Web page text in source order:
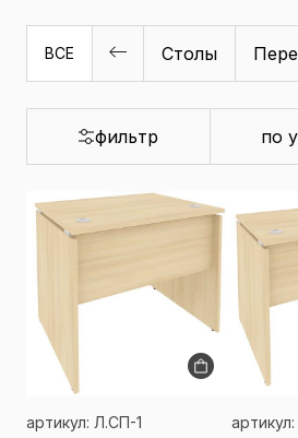
ВСЕ Столы
фильтр по
артикул: Л.СП-1